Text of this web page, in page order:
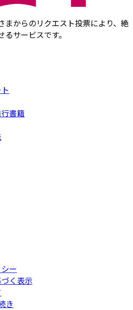
まからのリクエスト投票により、絶
サービスです。
書籍
ー
く表示
き